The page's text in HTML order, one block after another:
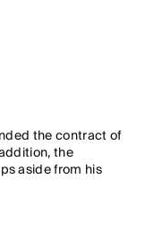
the contract of
the
aside from his